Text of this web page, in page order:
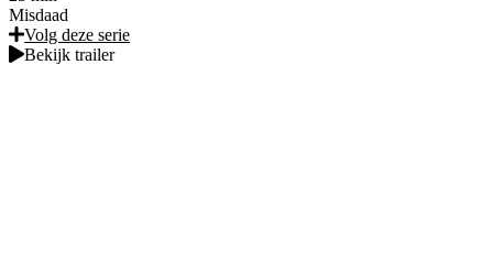
Misdaad
Volg deze serie
Bekijk trailer